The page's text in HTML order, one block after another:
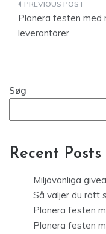
Planera festen med
leverantörer
Søg
Recent Posts
Miljövänliga
Så väljer du rätt
Planera festen
Planera festen